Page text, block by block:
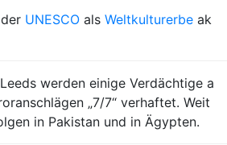
UNESCO als Weltkulturerbe ak
werden einige Verdächtige a
„7/7“ verhaftet. Weit
in Pakistan und in Ägypten.